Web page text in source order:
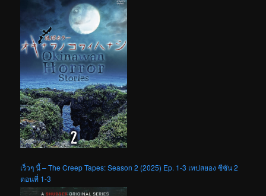
เร็วๆ นี้ – The Creep Tapes: Season 2 (2025) Ep. 1-3 เทปสยอง ซีซัน 2
ตอนที่ 1-3